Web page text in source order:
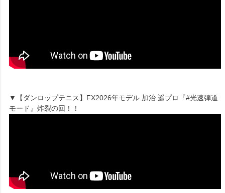
▼【ダンロップテニス】FX2026年モデル 加治 遥プロ『#光速弾道
モード』炸裂の回！！